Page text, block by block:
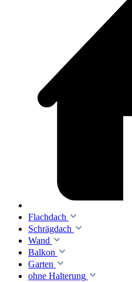
Flachdach
Schrägdach
Wand
Balkon
Garten
ohne Halterung